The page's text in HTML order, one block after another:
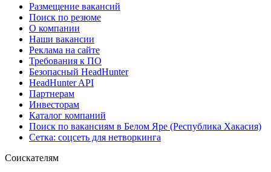
Размещение вакансий
Поиск по резюме
О компании
Наши вакансии
Реклама на сайте
Требования к ПО
Безопасный HeadHunter
HeadHunter API
Партнерам
Инвесторам
Каталог компаний
Поиск по вакансиям в Белом Яре (Республика Хакасия)
Сетка: соцсеть для нетворкинга
Соискателям